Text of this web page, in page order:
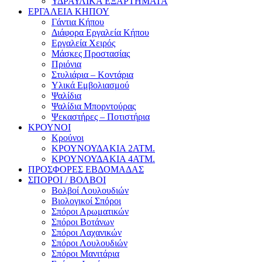
ΕΡΓΑΛΕΙΑ ΚΗΠΟΥ
Γάντια Κήπου
Διάφορα Εργαλεία Κήπου
Εργαλεία Χειρός
Μάσκες Προστασίας
Πριόνια
Στυλιάρια – Κοντάρια
Υλικά Εμβολιασμού
Ψαλίδια
Ψαλίδια Μπορντούρας
Ψεκαστήρες – Ποτιστήρια
ΚΡΟΥΝΟΙ
Κρούνοι
ΚΡΟΥΝΟΥΔΑΚΙΑ 2ΑΤΜ.
ΚΡΟΥΝΟΥΔΑΚΙΑ 4ΑΤΜ.
ΠΡΟΣΦΟΡΕΣ ΕΒΔΟΜΑΔΑΣ
ΣΠΟΡΟΙ / ΒΟΛΒΟΙ
Βολβοί Λουλουδιών
Βιολογικοί Σπόροι
Σπόροι Αρωματικών
Σπόροι Βοτάνων
Σπόροι Λαχανικών
Σπόροι Λουλουδιών
Σπόροι Μανιτάρια